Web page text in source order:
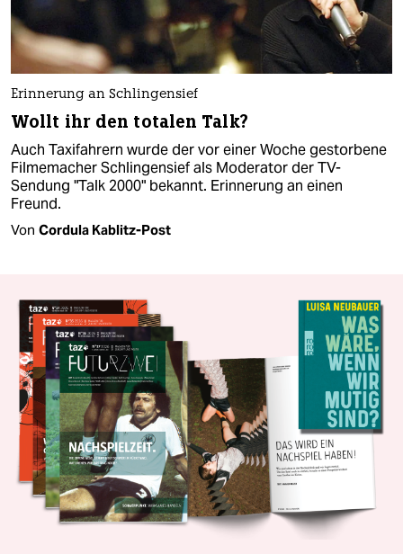
Erinnerung an Schlingensief
Wollt ihr den totalen Talk?
Auch Taxifahrern wurde der vor einer Woche gestorbene
Filmemacher Schlingensief als Moderator der TV-
Sendung "Talk 2000" bekannt. Erinnerung an einen
Freund.
Von Cordula Kablitz-Post